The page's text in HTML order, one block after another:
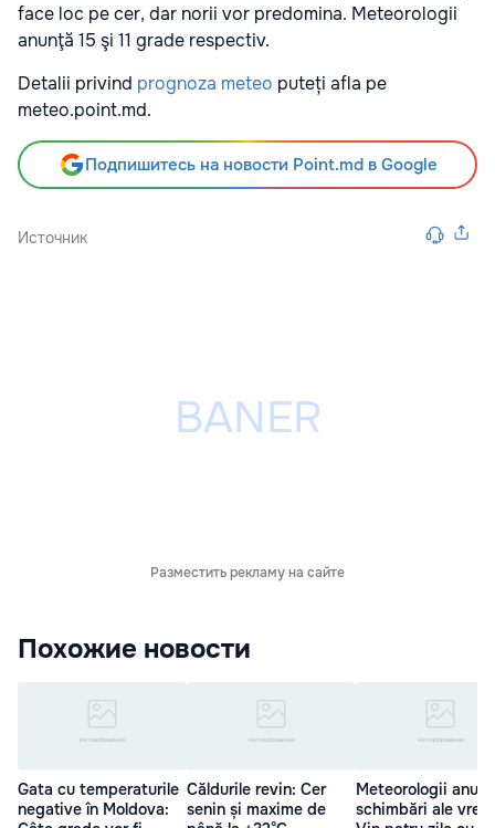
face loc pe cer, dar norii vor predomina. Meteorologii
anunţă 15 şi 11 grade respectiv.
Detalii privind prognoza meteo puteți afla pe
meteo.point.md.
Подпишитесь на новости Point.md в Google
Источник
Разместить рекламу на сайте
Похожие новости
Gata cu temperaturile
negative în Moldova:
Căldurile revin: Cer
senin și maxime de
Meteorologii
schimbări ale